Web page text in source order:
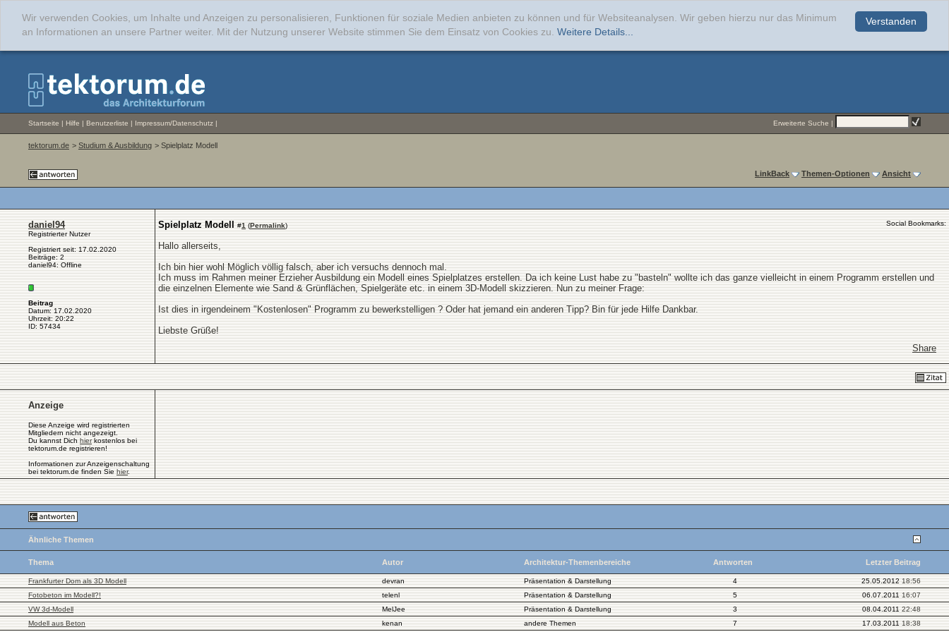
Verstanden
Wir verwenden Cookies, um Inhalte und Anzeigen zu personalisieren, Funktionen für soziale Medien anbieten zu können und für Websiteanalysen. Wir geben hierzu nur das Minimum
an Informationen an unsere Partner weiter. Mit der Nutzung unserer Website stimmen Sie dem Einsatz von Cookies zu. Weitere Details...
Startseite | Hilfe | Benutzerliste | Impressum/Datenschutz | Erweiterte Suche |
tektorum.de > Studium & Ausbildung > Spielplatz Modell
LinkBack Themen-Optionen Ansicht
daniel94
Registrierter Nutzer
Registriert seit: 17.02.2020
Beiträge: 2
daniel94: Offline
Beitrag
Datum: 17.02.2020
Uhrzeit: 20:22
ID: 57434
Spielplatz Modell #1 (Permalink) Social Bookmarks:
Hallo allerseits,
Ich bin hier wohl Möglich völlig falsch, aber ich versuchs dennoch mal.
Ich muss im Rahmen meiner Erzieher Ausbildung ein Modell eines Spielplatzes erstellen. Da ich keine Lust habe zu "basteln" wollte ich das ganze vielleicht in einem Programm erstellen und
die einzelnen Elemente wie Sand & Grünflächen, Spielgeräte etc. in einem 3D-Modell skizzieren. Nun zu meiner Frage:
Ist dies in irgendeinem "Kostenlosen" Programm zu bewerkstelligen ? Oder hat jemand ein anderen Tipp? Bin für jede Hilfe Dankbar.
Liebste Grüße!
Share
Anzeige
Diese Anzeige wird registrierten
Mitgliedern nicht angezeigt.
Du kannst Dich hierkostenlos bei
tektorum.de registrieren!
Informationen zur Anzeigenschaltung
bei tektorum.de finden Sie hier.
Ähnliche Themen
Thema Autor Architektur-Themenbereiche Antworten Letzter Beitrag
Frankfurter Dom als 3D Modell devran Präsentation & Darstellung 4 25.05.2012 18:56
Fotobeton im Modell?!
telenl Präsentation & Darstellung 5 06.07.2011 16:07
VW 3d-Modell
MelJee Präsentation & Darstellung 3 08.04.2011 22:48
Modell aus Beton
kenan andere Themen 7 17.03.2011 18:38